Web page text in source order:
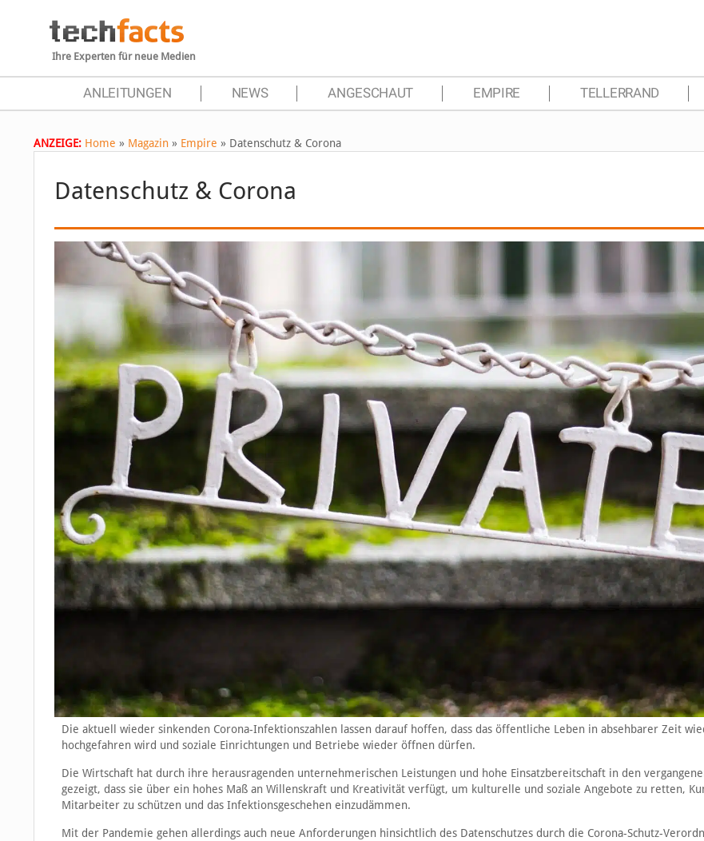
Ihre Experten für neue Medien
ANLEITUNGEN NEWS ANGESCHAUT EMPIRE TELLERRAND
ANZEIGE: Home » Magazin » Empire » Datenschutz & Corona
Datenschutz & Corona
Die aktuell wieder sinkenden Corona-Infektionszahlen lassen darauf hoffen, dass das öffentliche Leben in absehbarer Zeit
hochgefahren wird und soziale Einrichtungen und Betriebe wieder öffnen dürfen.
Die Wirtschaft hat durch ihre herausragenden unternehmerischen Leistungen und hohe Einsatzbereitschaft in den
gezeigt, dass sie über ein hohes Maß an Willenskraft und Kreativität verfügt, um kulturelle und soziale Angebote zu retten,
Mitarbeiter zu schützen und das Infektionsgeschehen einzudämmen.
Mit der Pandemie gehen allerdings auch neue Anforderungen hinsichtlich des Datenschutzes durch die Corona-Schutz-